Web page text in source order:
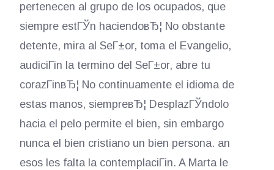
pertenecen al grupo de los ocupados, que
siempre estГЎn haciendoвЂ¦ No obstante
detente, mira al SeГ±or, toma el Evangelio,
audiciГіn la termino del SeГ±or, abre tu
corazГіnвЂ¦ No continuamente el idioma de
estas manos, siempreвЂ¦ DesplazГЎndolo
hacia el pelo permite el bien, sin embargo
nunca el bien cristiano un bien persona. an
esos les falta la contemplaciГіn. A Marta le